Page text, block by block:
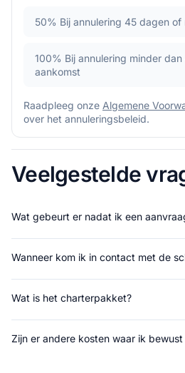
50% Bij annulering 45 dagen
100% Bij annulering minder
aankomst
Raadpleeg onze Algemene
over het annuleringsbeleid.
Veelgestelde
Wat gebeurt er nadat ik een
Wanneer kom ik in contact met de
Wat is het charterpakket?
Zijn er andere kosten waar ik